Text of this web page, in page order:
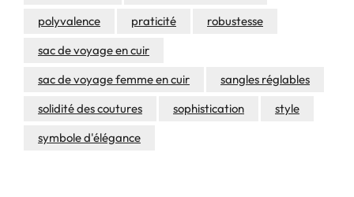
polyvalence
praticité
robustesse
sac de voyage en cuir
sac de voyage femme en cuir
sangles réglables
solidité des coutures
sophistication
style
symbole d'élégance